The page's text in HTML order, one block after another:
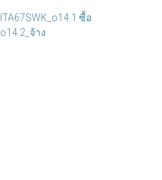
ITA67SWK_o14.1 ซื้อ
o14.2_จ้าง